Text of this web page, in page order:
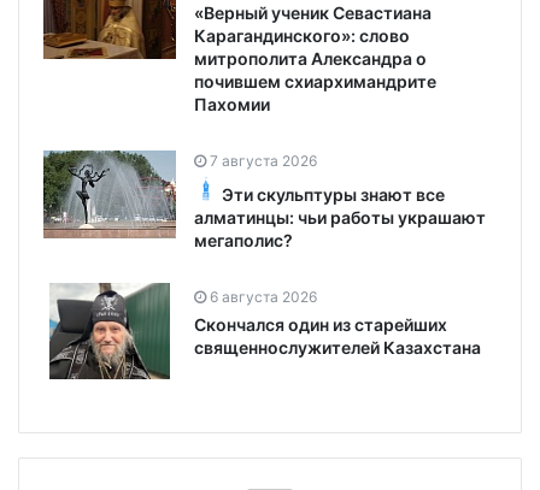
«Верный ученик Севастиана
Карагандинского»: слово
митрополита Александра о
почившем схиархимандрите
Пахомии
7 августа 2026
Эти скульптуры знают все
алматинцы: чьи работы украшают
мегаполис?
6 августа 2026
Скончался один из старейших
священнослужителей Казахстана